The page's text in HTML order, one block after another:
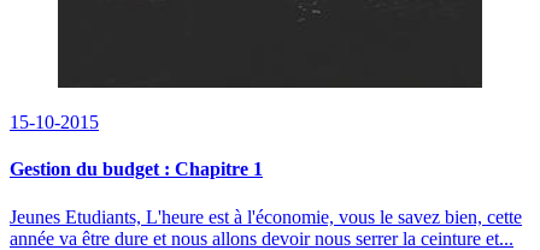
15-10-2015
Gestion du budget : Chapitre 1
Jeunes Etudiants, L'heure est à l'économie, vous le savez bien, cette
année va être dure et nous allons devoir nous serrer la ceinture et...